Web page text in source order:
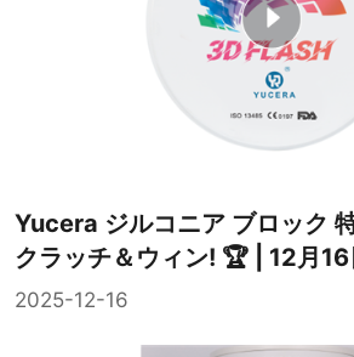
Yucera ジルコニア ブロック
クラッチ＆ウィン! 🏆 | 12月16
2025-12-16